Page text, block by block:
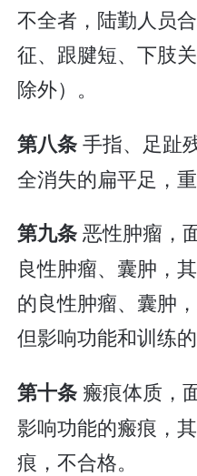
不全者，陆勤人员
征、跟腱短、下肢
除外）。
第八条手指、足趾
全消失的扁平足，
第九条恶性肿瘤，
良性肿瘤、囊肿，
的良性肿瘤、囊肿
但影响功能和训练的
第十条 瘢痕体质，
影响功能的瘢痕，
痕，不合格。